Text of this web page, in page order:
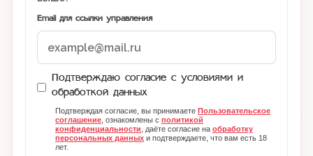
Email для ссылки управления
Подтверждаю согласие с условиями и
обработкой данных
Подтверждая согласие, вы принимаете Пользовательское
соглашение, ознакомлены с политикой
конфиденциальности, даёте согласие на обработку
персональных данных и подтверждаете, что вам есть 18
лет.